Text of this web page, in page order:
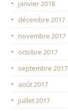
janvier 2018
décembre 2017
novembre 2017
octobre 2017
septembre 2017
août 2017
juillet 2017